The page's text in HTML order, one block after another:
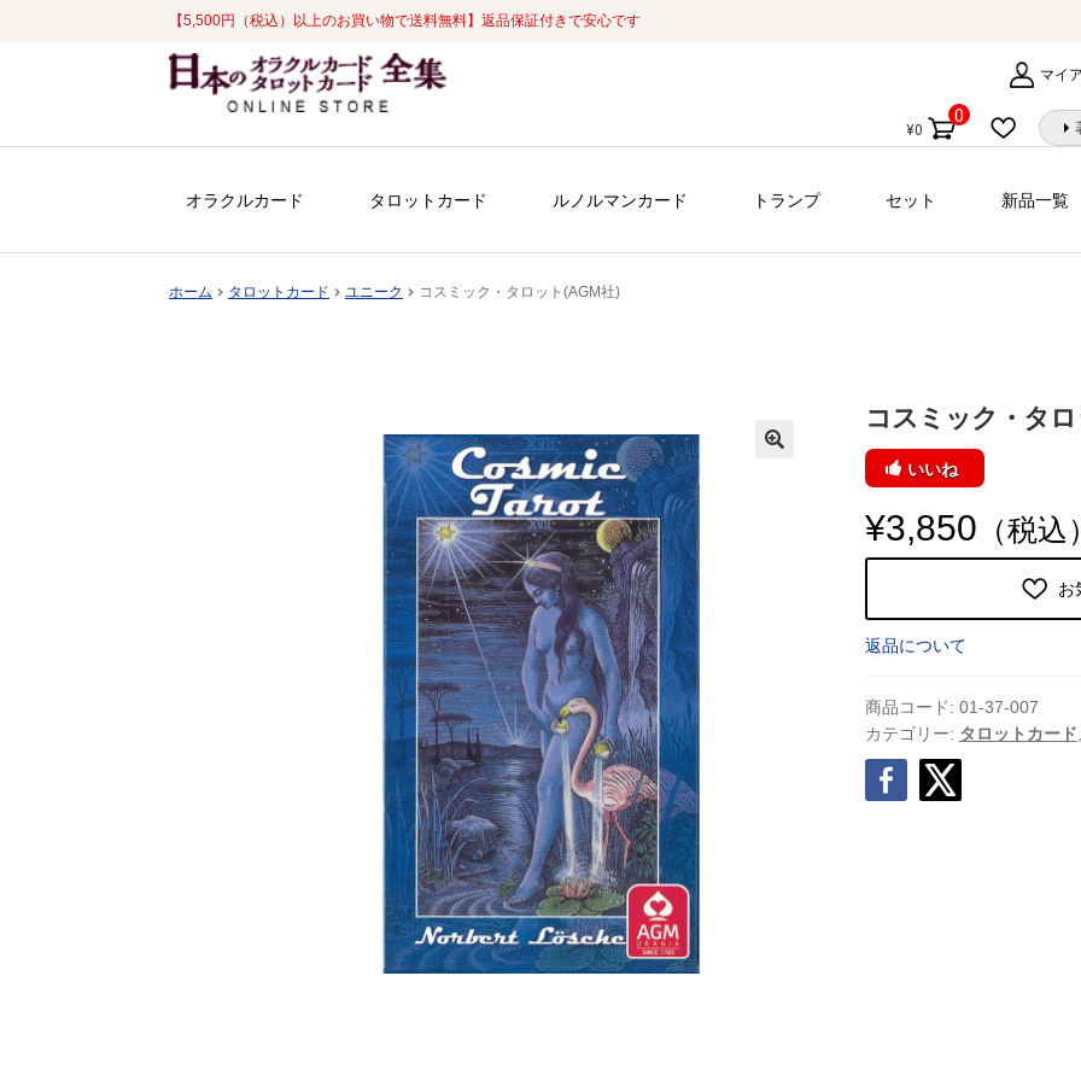
【5,500円（税込）以上のお買い物で送料無料】返品保証付きで安心です
ナ
ビ
ン
コ
ン
ス
マイ
¥0
0
個
オラクルカード タロットカード ルノルマンカード トランプ セット 新品一覧
ホーム タロットカード ユニーク コスミック・タロット(AGM社)
コスミック・タ
いいね
¥3,850 （税込）
お
返品について
商品コード: 01-37-007
カテゴリー: タロットカード